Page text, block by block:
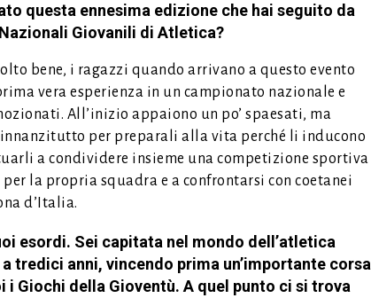
questa ennesima edizione che hai seguito da
Giovanili di Atletica?
bene, i ragazzi quando arrivano a questo evento
vera esperienza in un campionato nazionale e
All’inizio appaiono un po’ spaesati, ma
per preparali alla vita perché li inducono
a condividere insieme una competizione sportiva
la propria squadra e a confrontarsi con coetanei
d’Italia.
esordi. Sei capitata nel mondo dell’atletica
tredici anni, vincendo prima un’importante corsa
i Giochi della Gioventù. A quel punto ci si trova